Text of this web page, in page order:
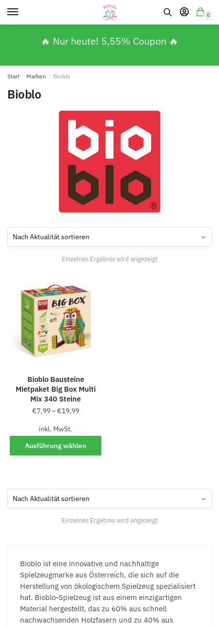
0
🔥 Nur heute! 5,55% Coupon 🔥
Start / Marken / Bioblo
Bioblo
Einzelnes Ergebnis wird angezeigt
Bioblo Bausteine
Mietpaket Big Box Multi
Mix 340 Steine
€7,99–€19,99
inkl. MwSt.
Ausführung wählen
Einzelnes Ergebnis wird angezeigt
Bioblo ist eine innovative und nachhaltige
Spielzeugmarke aus Österreich, die sich auf die
Herstellung von ökologischem Spielzeug spezialisiert
hat. Bioblo-Spielzeug ist aus einem einzigartigen
Material hergestellt, das zu 60% aus schnell
nachwachsenden Holzfasern und zu 40% aus